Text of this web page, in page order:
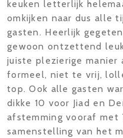
keuken letterlijk
omkijken naar dus alle
gasten. Heerlijk
gewoon ontzettend
juiste plezierige manier
formeel, niet te vrij,
top. Ook alle gasten
dikke 10 voor Jiad en
afstemming vooraf met
samenstelling van het